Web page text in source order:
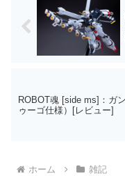
ROBOT魂 [side ms]：ガンダムMk-II （エ
ゥーゴ仕様）[レビュー]
ホーム 雑記